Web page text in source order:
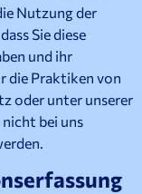
Nutzung der
Sie diese
und ihr
die Praktiken von
oder unter unserer
bei uns